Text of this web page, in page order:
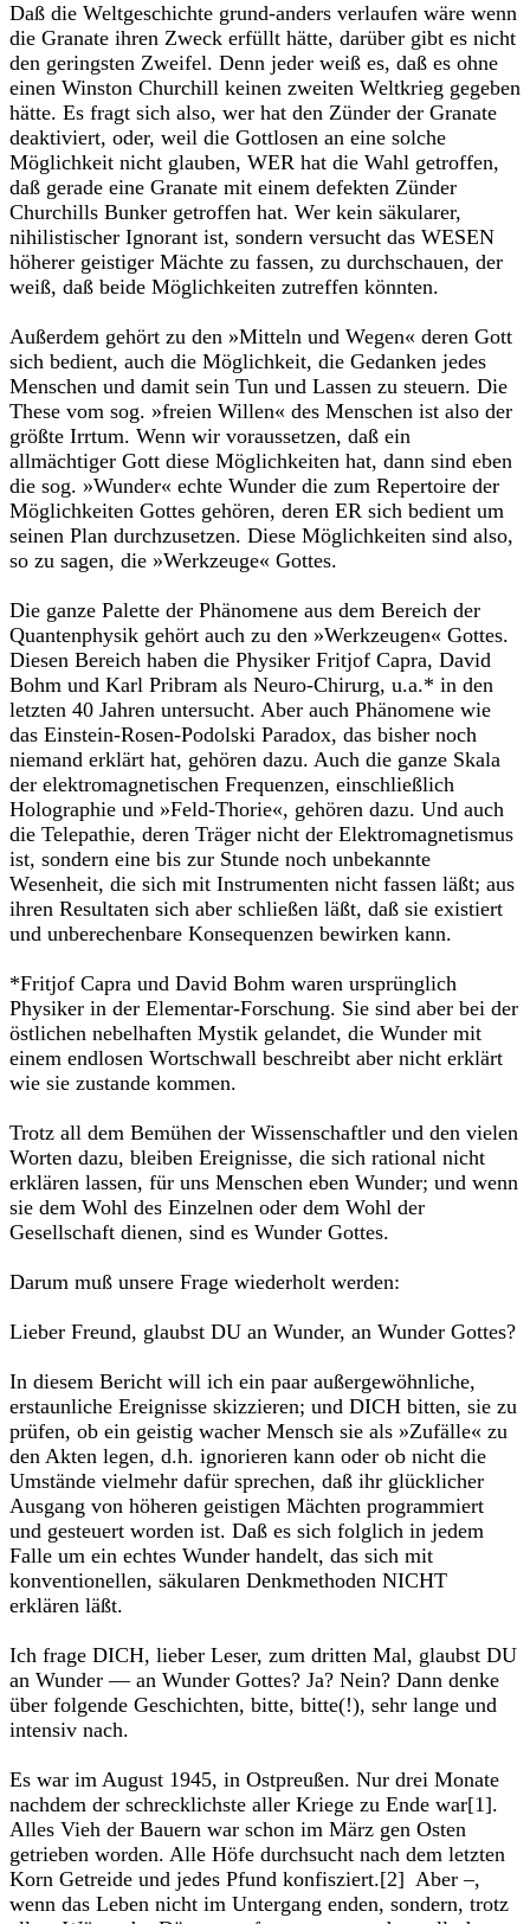
Daß die Weltgeschichte grund-anders verlaufen wäre wenn
die Grana­te ihren Zweck erfüllt hätte, darüber gibt es nicht
den geringsten Zweifel. Denn jeder weiß es, daß es ohne
einen Winston Churchill keinen zweiten Weltkrieg gegeben
hätte. Es fragt sich also, wer hat den Zünder der Granate
deaktiviert, oder, weil die Gottlosen an eine solche
Möglichkeit nicht glauben, WER hat die Wahl getroffen,
daß gerade eine Granate mit einem defekten Zünder
Churchills Bunker getroffen hat. Wer kein säku­larer,
nihilistischer Ignorant ist, sondern versucht das WESEN
höherer geistiger Mächte zu fassen, zu durchschauen, der
weiß, daß beide Mög­lichkeiten zutreffen könnten.
Außerdem gehört zu den »Mitteln und Wegen« deren Gott
sich bedient, auch die Möglichkeit, die Gedanken jedes
Menschen und damit sein Tun und Lassen zu steuern. Die
These vom sog. »freien Willen« des Menschen ist also der
größte Irrtum. Wenn wir voraussetzen, daß ein
allmächtiger Gott diese Möglichkeiten hat, dann sind eben
die sog. »Wunder« echte Wunder die zum Repertoire der
Möglichkeiten Gottes gehören, deren ER sich bedient um
seinen Plan durchzusetzen. Diese Möglichkeiten sind also,
so zu sagen, die »Werkzeuge« Gottes.
Die ganze Palette der Phänomene aus dem Bereich der
Quantenphysik gehört auch zu den »Werkzeugen« Gottes.
Diesen Bereich haben die Physiker Fritjof Capra, David
Bohm und Karl Pribram als Neuro-Chir­urg, u.a.* in den
letzten 40 Jahren untersucht. Aber auch Phänomene wie
das Einstein-Rosen-Podolski Paradox, das bisher noch
niemand erklärt hat, ge­hören dazu. Auch die ganze Skala
der elektromagnetischen Frequenzen, einschließlich
Holographie und »Feld-Thorie«, gehören dazu. Und auch
die Telepathie, deren Träger nicht der Elektromagnetismus
ist, sondern eine bis zur Stunde noch unbekannte
Wesenheit, die sich mit Instrumen­ten nicht fassen läßt; aus
ihren Resultaten sich aber schließen läßt, daß sie existiert
und unberechenbare Konsequenzen bewirken kann.
*Fritjof Capra und David Bohm waren ursprünglich
Physiker in der Elementar-Forschung. Sie sind aber bei der
östlichen nebelhaften Mystik gelandet, die Wunder mit
einem endlosen Wortschwall beschreibt aber nicht erklärt
wie sie zustande kommen.
Trotz all dem Bemühen der Wissenschaftler und den vielen
Worten dazu, bleiben Ereignisse, die sich rational nicht
erklären lassen, für uns Menschen eben Wunder; und wenn
sie dem Wohl des Einzelnen oder dem Wohl der
Gesellschaft dienen, sind es Wunder Gottes.
Darum muß unsere Frage wiederholt werden:
Lieber Freund, glaubst DU an Wunder, an Wunder Gottes?
In diesem Bericht will ich ein paar außergewöhnliche,
erstaunliche Ereignisse skizzieren; und DICH bitten, sie zu
prüfen, ob ein geistig wacher Mensch sie als »Zufälle« zu
den Akten legen, d.h. ignorieren kann oder ob nicht die
Umstände vielmehr dafür sprechen, daß ihr glücklicher
Ausgang von höheren geistigen Mächten programmiert
und gesteuert worden ist. Daß es sich folglich in jedem
Falle um ein echtes Wunder handelt, das sich mit
konventionellen, säkularen Denkmethoden NICHT
erklären läßt.
Ich frage DICH, lieber Leser, zum dritten Mal, glaubst DU
an Wunder –– an Wunder Gottes? Ja? Nein? Dann denke
über folgende Geschichten, bitte, bitte(!), sehr lange und
intensiv nach.
Es war im August 1945, in Ostpreußen. Nur drei Monate
nachdem der schrecklichste aller Kriege zu Ende war[1].
Alles Vieh der Bauern war schon im März gen Osten
getrieben worden. Alle Höfe durchsucht nach dem letzten
Korn Getreide und jedes Pfund konfisziert.[2] Aber –,
wenn das Leben nicht im Untergang enden, sondern, trotz